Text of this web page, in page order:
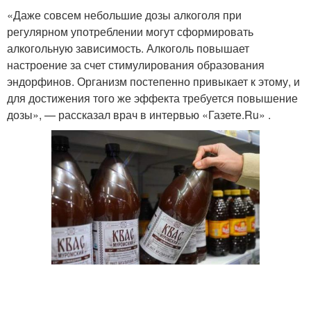
«Даже совсем небольшие дозы алкоголя при
регулярном употреблении могут сформировать
алкогольную зависимость. Алкоголь повышает
настроение за счет стимулирования образования
эндорфинов. Организм постепенно привыкает к этому, и
для достижения того же эффекта требуется повышение
дозы», — рассказал врач в интервью «Газете.Ru» .